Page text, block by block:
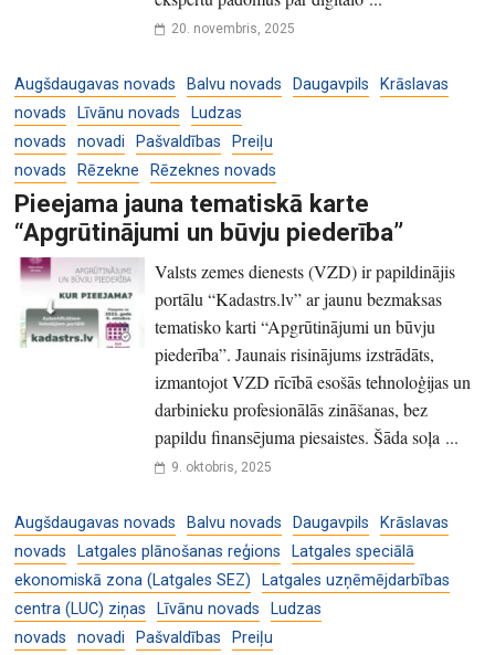
20. novembris, 2025
Augšdaugavas novads Balvu novads Daugavpils
Krāslavas
novads
Līvānu novads
Ludzas
novads
novadi Pašvaldības
Preiļu
novads
Rēzekne Rēzeknes novads
Pieejama jauna tematiskā karte
“Apgrūtinājumi un būvju piederība”
Valsts zemes dienests (VZD) ir papildinājis
portālu “Kadastrs.lv” ar jaunu bezmaksas
tematisko karti “Apgrūtinājumi un būvju
piederība”. Jaunais risinājums izstrādāts,
izmantojot VZD rīcībā esošās tehnoloģijas un
darbinieku profesionālās zināšanas, bez
papildu finansējuma piesaistes. Šāda soļa ...
9. oktobris, 2025
Augšdaugavas novads Balvu novads Daugavpils
Krāslavas
novads
Latgales plānošanas reģions
Latgales speciālā
ekonomiskā zona (Latgales SEZ)
Latgales uzņēmējdarbības
centra (LUC) ziņas
Līvānu novads
Ludzas
novads
novadi Pašvaldības
Preiļu